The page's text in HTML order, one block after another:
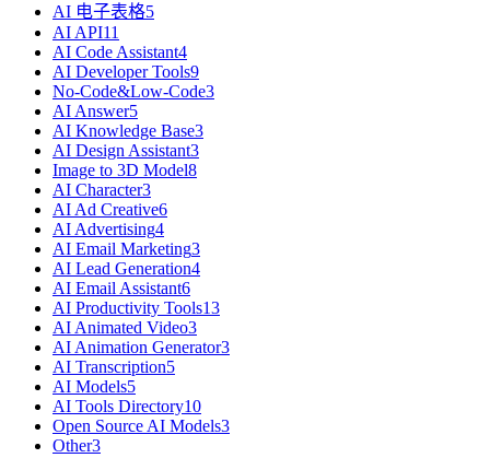
AI 电子表格5
AI API11
AI Code Assistant4
AI Developer Tools9
No-Code&Low-Code3
AI Answer5
AI Knowledge Base3
AI Design Assistant3
Image to 3D Model8
AI Character3
AI Ad Creative6
AI Advertising4
AI Email Marketing3
AI Lead Generation4
AI Email Assistant6
AI Productivity Tools13
AI Animated Video3
AI Animation Generator3
AI Transcription5
AI Models5
AI Tools Directory10
Open Source AI Models3
Other3